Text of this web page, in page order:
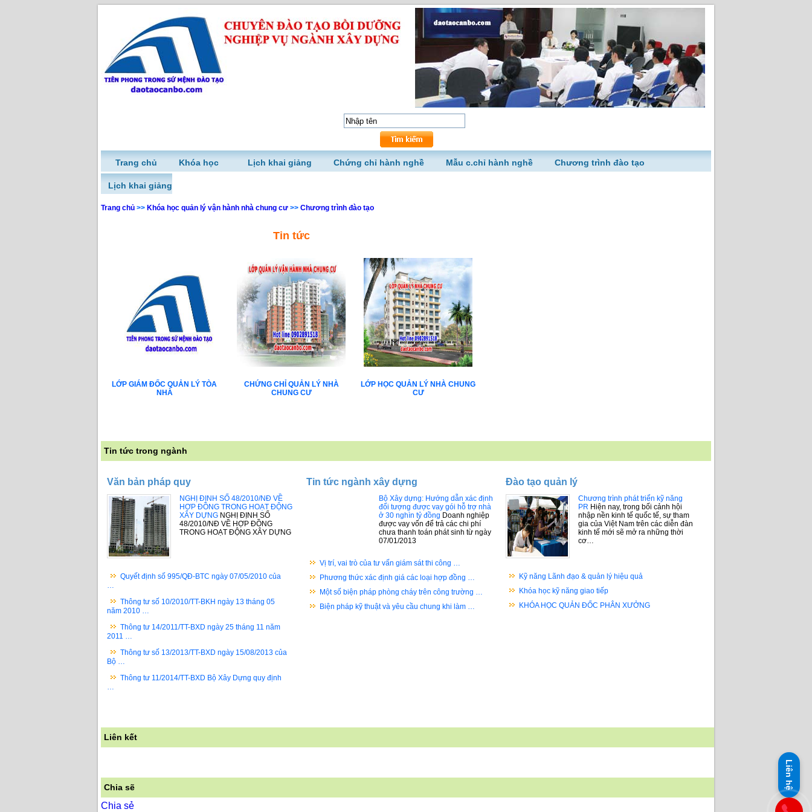
Trang chủ Khóa học Lịch khai giảng Chứng chỉ hành nghề Mẫu c.chỉ hành nghề Chương trình đào tạo
Lịch khai giảng
Trang chủ >> Khóa học quản lý vận hành nhà chung cư >> Chương trình đào tạo
Tin tức
LỚP GIÁM ĐỐC QUẢN LÝ TÒA
NHÀ
CHỨNG CHỈ QUẢN LÝ NHÀ
CHUNG CƯ
LỚP HỌC QUẢN LÝ NHÀ CHUNG
CƯ
Tin tức trong ngành
Văn bản pháp quy
NGHỊ ĐỊNH SỐ 48/2010/NĐ VỀ
HỢP ĐỒNG TRONG HOẠT ĐỘNG
XÂY DỰNG NGHỊ ĐỊNH SỐ
48/2010/NĐ VỀ HỢP ĐỒNG
TRONG HOẠT ĐỘNG XÂY DỰNG
Quyết định số 995/QĐ-BTC ngày 07/05/2010 của
…
Thông tư số 10/2010/TT-BKH ngày 13 tháng 05
năm 2010 …
Thông tư 14/2011/TT-BXD ngày 25 tháng 11 năm
2011 …
Thông tư số 13/2013/TT-BXD ngày 15/08/2013 của
Bộ …
Thông tư 11/2014/TT-BXD Bộ Xây Dựng quy định
…
Tin tức ngành xây dựng
Bộ Xây dựng: Hướng dẫn xác định
đối tượng được vay gói hỗ trợ nhà
ở 30 nghìn tỷ đồng Doanh nghiệp
được vay vốn để trả các chi phí
chưa thanh toán phát sinh từ ngày
07/01/2013
Vị trí, vai trò của tư vấn giám sát thi công …
Phương thức xác định giá các loại hợp đồng …
Một số biện pháp phòng cháy trên công trường …
Biện pháp kỹ thuật và yêu cầu chung khi làm …
Đào tạo quản lý
Chương trình phát triển kỹ năng
PR Hiện nay, trong bối cảnh hội
nhập nền kinh tế quốc tế, sự tham
gia của Việt Nam trên các diễn đàn
kinh tế mới sẽ mở ra những thời
cơ…
Kỹ năng Lãnh đạo & quản lý hiệu quả
Khóa học kỹ năng giao tiếp
KHÓA HỌC QUẢN ĐỐC PHÂN XƯỞNG
Liên kết
Chia sẽ
Chia sẻ
Liên hệ